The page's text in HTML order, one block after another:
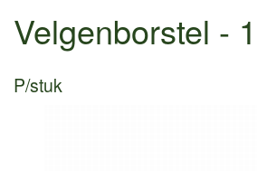
Velgenborstel -
P/stuk